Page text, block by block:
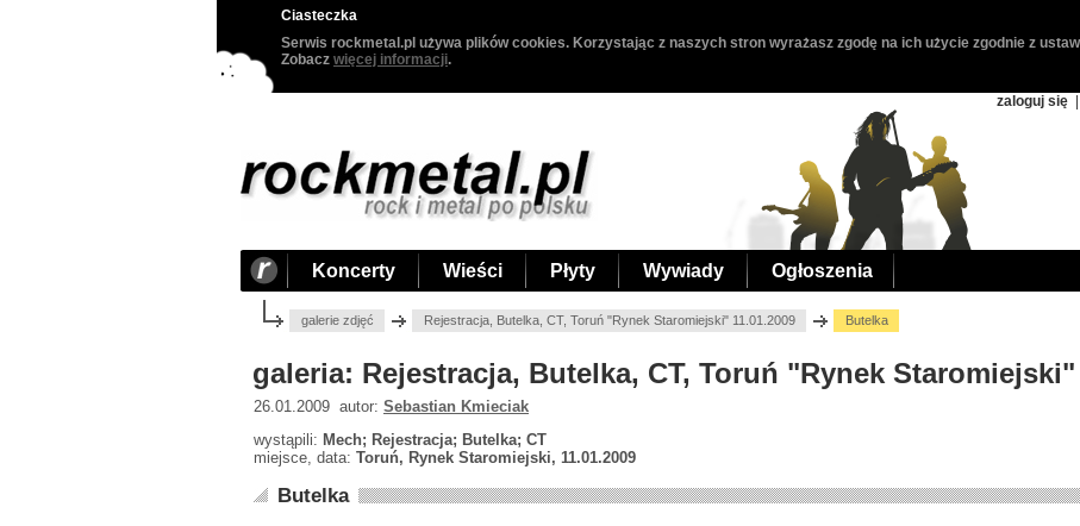
Ciasteczka
Serwis rockmetal.pl używa plików cookies. Korzystając z naszych stron wyrażasz zgodę na ich użycie zgodnie z
Zobacz więcej informacji.
zaloguj się
Koncerty Wieści Płyty Wywiady Ogłoszenia
galerie zdjęć Rejestracja, Butelka, CT, Toruń "Rynek Staromiejski" 11.01.2009 Butelka
galeria: Rejestracja, Butelka, CT, Toruń "Rynek Staromiejski"
26.01.2009 autor: Sebastian Kmieciak
wystąpili: Mech; Rejestracja; Butelka; CT
miejsce, data: Toruń, Rynek Staromiejski, 11.01.2009
Butelka